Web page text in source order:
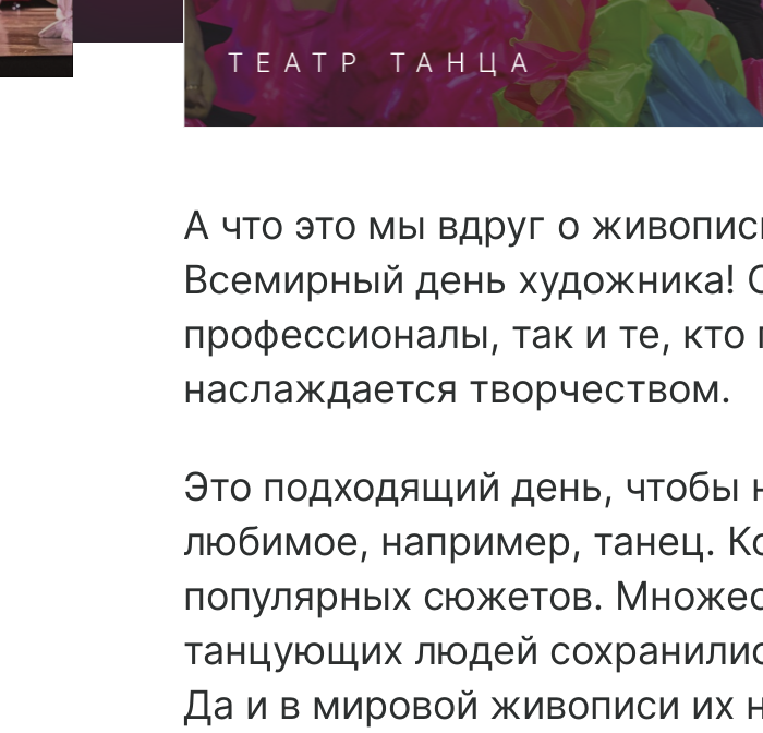
ТЕАТР ТАНЦА
А что это мы вдруг о
Всемирный день художника!
профессионалы, так и те,
наслаждается творчеством.
Это подходящий день, чтобы
любимое, например, танец.
популярных сюжетов.
танцующих людей
Да и в мировой живописи их